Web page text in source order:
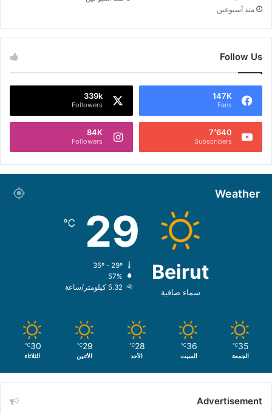
منذ أسبوعين
Follow Us
147K
Fans
339k
Followers
7٬640
Subscribers
84K
Followers
Weather
Beirut
سماء صافية
29
℃
57%
5.32 كيلومتر/ساعة
35
℃
الجمعة
36
℃
السبت
28
℃
الأحد
29
℃
الأثنين
30
℃
الثلاثاء
Advertisement